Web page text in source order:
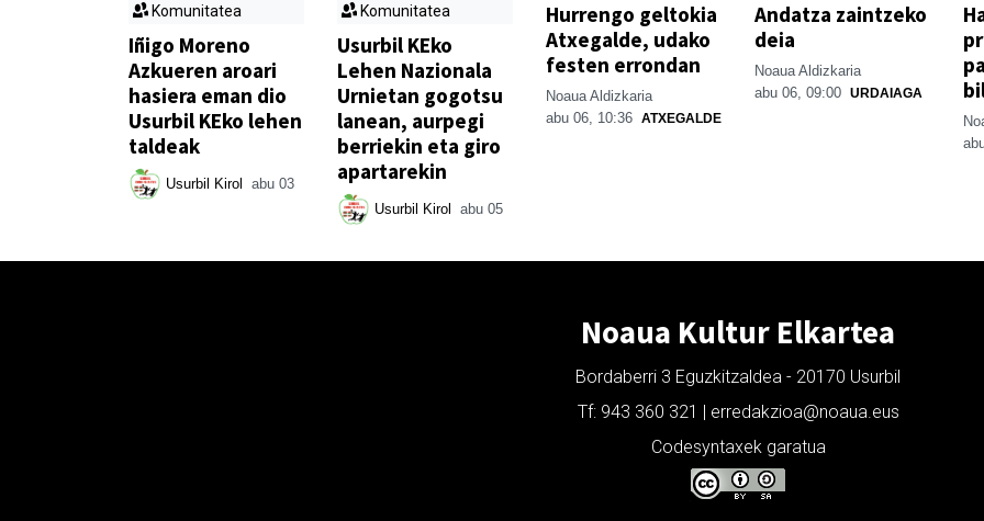
Komunitatea
Iñigo Moreno
Azkueren aroari
hasiera eman dio
Usurbil KEko lehen
taldeak
Usurbil Kirol abu 03
Komunitatea
Usurbil KEko
Lehen Nazionala
Urnietan gogotsu
lanean, aurpegi
berriekin eta giro
apartarekin
Usurbil Kirol abu 05
Hurrengo geltokia
Atxegalde, udako
festen errondan
Noaua Aldizkaria
abu 06, 10:36 ATXEGALDE
Andatza zaintzeko
deia
Noaua Aldizkaria
abu 06, 09:00 URDAIAGA
Noaua Kultur Elkartea
Bordaberri 3 Eguzkitzaldea - 20170 Usurbil
Tf: 943 360 321 | erredakzioa@noaua.eus
Codesyntaxek garatua